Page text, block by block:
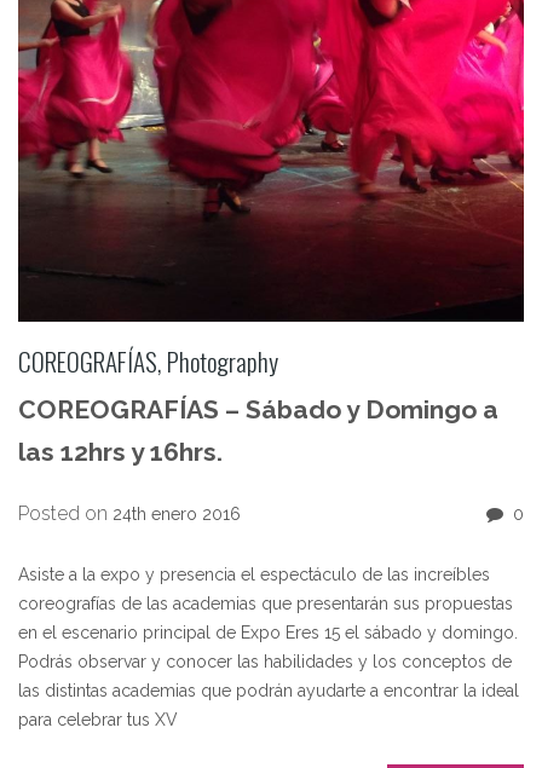
COREOGRAFÍAS,Photography
COREOGRAFÍAS – Sábado y Domingo a
las 12hrs y 16hrs.
Posted on 24th enero 2016 0
Asiste a la expo y presencia el espectáculo de las increíbles
coreografías de las academias que presentarán sus propuestas
en el escenario principal de Expo Eres 15 el sábado y domingo.
Podrás observar y conocer las habilidades y los conceptos de
las distintas academias que podrán ayudarte a encontrar la ideal
para celebrar tus XV